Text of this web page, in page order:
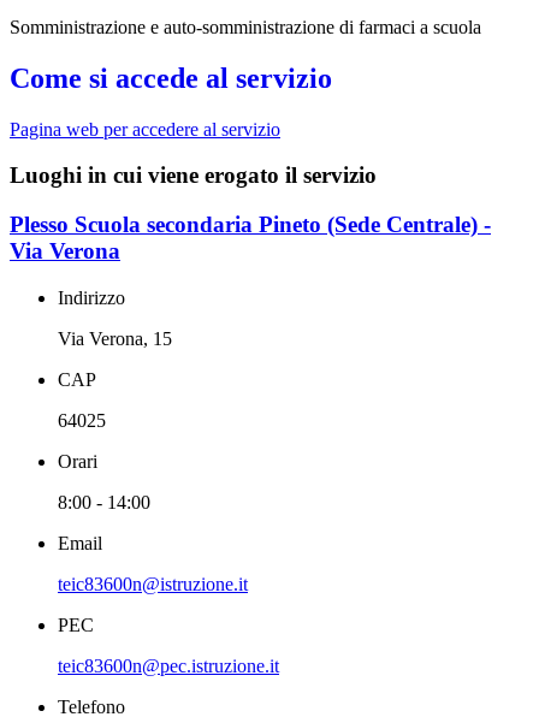
Somministrazione e auto-somministrazione di farmaci a scuola
Come si accede al servizio
Pagina web per accedere al servizio
Luoghi in cui viene erogato il servizio
Plesso Scuola secondaria Pineto (Sede Centrale) -
Via Verona
Indirizzo
Via Verona, 15
CAP
64025
Orari
8:00 - 14:00
Email
teic83600n@istruzione.it
PEC
teic83600n@pec.istruzione.it
Telefono